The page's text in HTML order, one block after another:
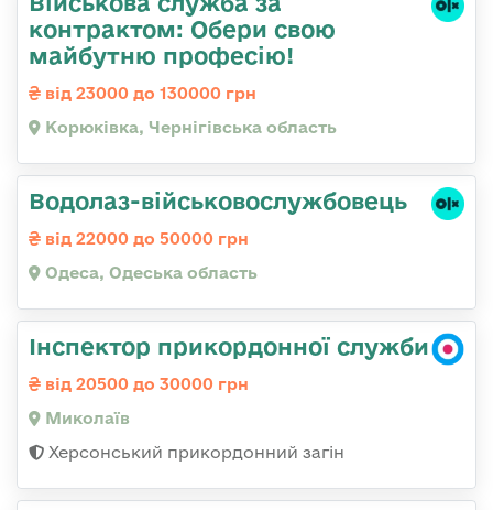
контрактом: Обери свою
майбутню професію!
від 23000 до 130000 грн
Корюківка, Чернігівська область
Водолаз-військовослужбовець
від 22000 до 50000 грн
Одеса, Одеська область
Інспектор прикордонної служби
від 20500 до 30000 грн
Миколаїв
Херсонський прикордонний загін